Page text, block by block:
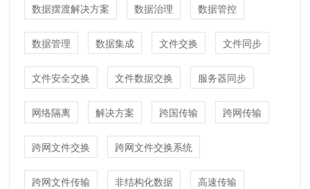
数据摆渡解决方案 数据治理 数据管控
数据管理 数据集成 文件交换 文件同步
文件安全交换 文件数据交换 服务器同步
网络隔离 解决方案 跨国传输 跨网传输
跨网文件交换 跨网文件交换系统
跨网文件传输 非结构化数据 高速传输